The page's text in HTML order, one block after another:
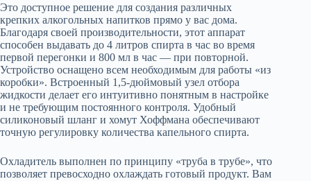
Это доступное решение для создания различных
крепких алкогольных напитков прямо у вас дома.
Благодаря своей производительности, этот аппарат
способен выдавать до 4 литров спирта в час во время
первой перегонки и 800 мл в час — при повторной.
Устройство оснащено всем необходимым для работы «из
коробки». Встроенный 1,5-дюймовый узел отбора
жидкости делает его интуитивно понятным в настройке
и не требующим постоянного контроля. Удобный
силиконовый шланг и хомут Хоффмана обеспечивают
точную регулировку количества капельного спирта.
Охладитель выполнен по принципу «труба в трубе», что
позволяет превосходно охлаждать готовый продукт. Вам